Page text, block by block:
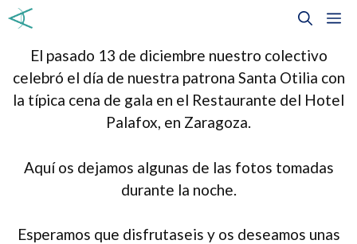
El pasado 13 de diciembre nuestro colectivo
celebró el día de nuestra patrona Santa Otilia con
la típica cena de gala en el Restaurante del Hotel
Palafox, en Zaragoza.
Aquí os dejamos algunas de las fotos tomadas
durante la noche.
Esperamos que disfrutaseis y os deseamos unas